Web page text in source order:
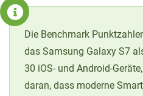
Die Benchmark
das Samsung Galaxy S7
30 iOS- und Android-
daran, dass moderne